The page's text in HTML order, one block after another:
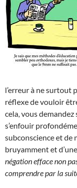
l’erreur à ne surtout
réflexe de vouloir
cela, vous
s’enfouir
subconscience et de
bruyamment et
négation efface non
comprendre par la